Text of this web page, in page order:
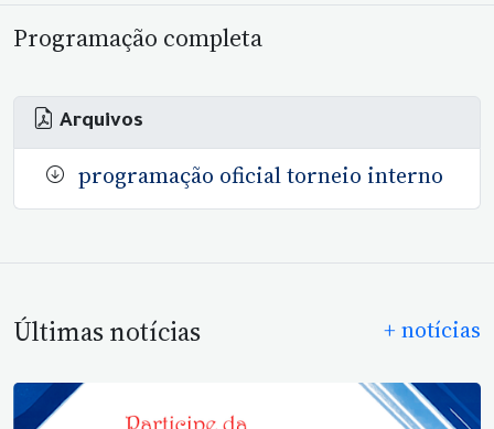
Programação completa
Arquivos
programação oficial torneio interno
Últimas notícias + notícias